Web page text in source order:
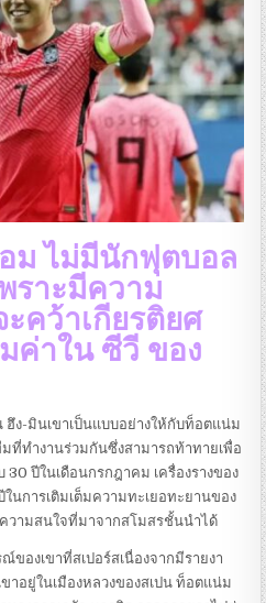
ม ไม่มีนักฟุตบอล
ราะมีความ
คว้าเกียรติยศ
ค่าใน ซีวี ของ
ง-มินเขาเป็นแบบอย่างให้กับท็อตแน่ม
ที่ทํางานร่วมกันซึ่งสามารถท้าทายเพื่อ
30 ปีในเดือนกรกฎาคม เครื่องรางของ
นการเติมเต็มความทะเยอทะยานของ
วามสนใจที่มาจากสโมสรชั้นนําได้
ของเขาที่สเปอร์สเนื่องจากมีรายงา
าอยู่ในเมืองหลวงของสเปน ท็อตแน่ม